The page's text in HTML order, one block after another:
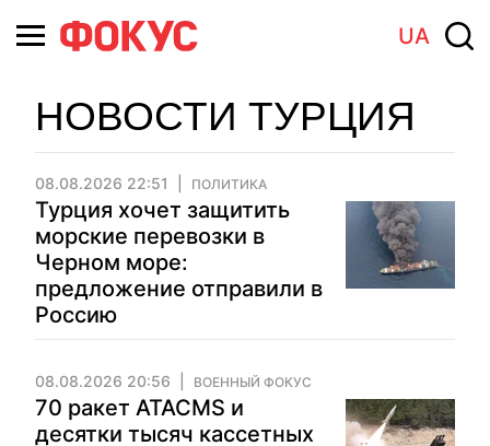
UA
НОВОСТИ ТУРЦИЯ
08.08.2026 22:51 ПОЛИТИКА
Турция хочет защитить
морские перевозки в
Черном море:
предложение отправили в
Россию
08.08.2026 20:56 ВОЕННЫЙ ФОКУС
70 ракет ATACMS и
десятки тысяч кассетных